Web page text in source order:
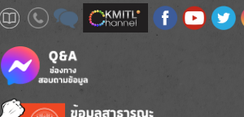
ImageImage Image ImageImageImage